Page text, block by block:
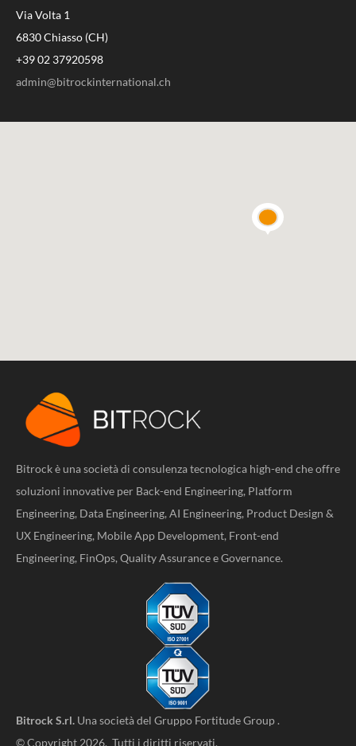
Via Volta 1
6830 Chiasso (CH)
+39 02 37920598
admin@bitrockinternational.ch
Bitrock è una società di consulenza tecnologica high-end che offre
soluzioni innovative per Back-end Engineering, Platform
Engineering, Data Engineering, AI Engineering, Product Design &
UX Engineering, Mobile App Development, Front-end
Engineering, FinOps, Quality Assurance e Governance.
Bitrock S.rl. Una società del Gruppo Fortitude Group.
© Copyright 2026. Tutti i diritti riservati.